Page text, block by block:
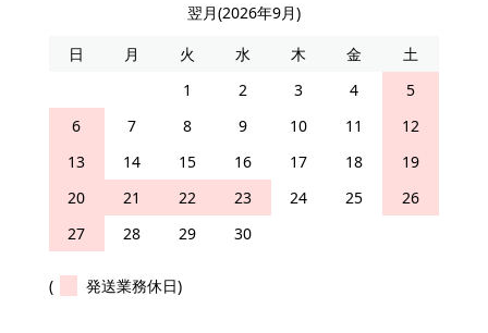
翌月(2026年9月)
日
月 火 水 木 金
土
1
2 3 4
5
6
7 8 9 10 11
12
13
14 15 16 17 18
19
20
21 22 23 24 25
26
27
28 29 30
( 発送業務休日)